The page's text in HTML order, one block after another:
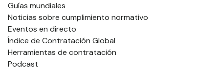
Guías mundiales
Noticias sobre cumplimiento normativo
Eventos en directo
Índice de Contratación Global
Herramientas de contratación
Podcast